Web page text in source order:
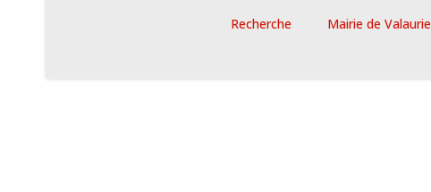
Recherche Mairie de Valaurie